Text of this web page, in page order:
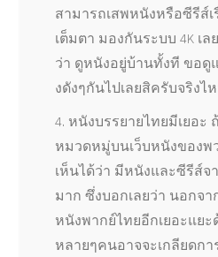
สามารถเสพหนังหรือซีรีส์
เต็มตา มองกันระบบ 4K เ
ว่า ดูหนังอยู่บ้านทั้งที ขอดู
งดังๆกันไปเลยสิครับจริงไ
4. หนังบรรยายไทยมีเยอะ
หมวดหมู่บนเว็บหนังของพ
เห็นได้ว่า มีหนังและซีรีส์จ
มาก ซึ่งบอกเลยว่า นอกจา
หนังพากย์ไทยอีกเยอะแยะ
หลายๆคนอาจจะเกลียดก